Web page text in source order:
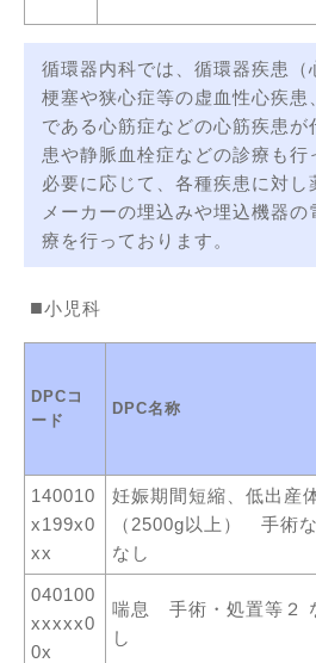
循環器内科では、循環器疾患
梗塞や狭心症等の虚血性心疾
である心筋症などの心筋疾患
患や静脈血栓症などの診療も行
必要に応じて、各種疾患に対
メーカーの埋込みや埋込機器
療を行っております。
小児科
DPCコ
ード
DPC名称
140010
x199x0
xx
妊娠期間短縮、低出産
（2500g以上） 手術
なし
040100
xxxxx0
0x
喘息 手術・処置等２
し